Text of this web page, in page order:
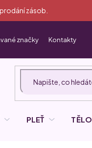
zásob.
značky Kontakty
PLEŤ TĚLO